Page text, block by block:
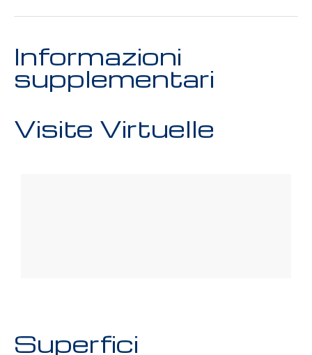
Informazioni
supplementari
Visite Virtuelle
Superfici